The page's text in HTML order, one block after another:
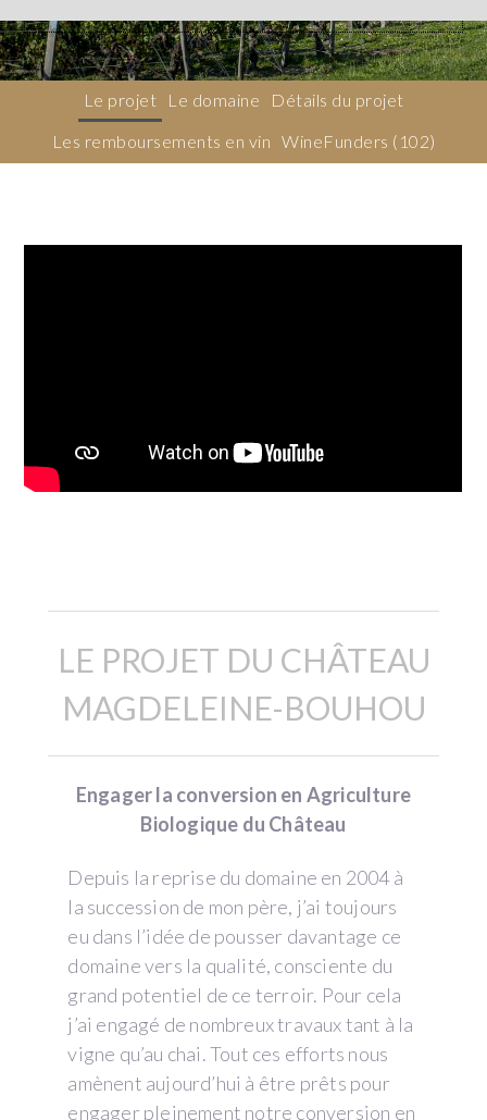
Le projet Le domaine
Détails du projet
Les remboursements en vin WineFunders (102)
LE PROJET DU CHÂTEAU
MAGDELEINE-BOUHOU
Engager la conversion en Agriculture
Biologique du Château
Depuis la reprise du domaine en 2004 à
la succession de mon père, j’ai toujours
eu dans l’idée de pousser davantage ce
domaine vers la qualité, consciente du
grand potentiel de ce terroir. Pour cela
j’ai engagé de nombreux travaux tant à la
vigne qu’au chai. Tout ces efforts nous
amènent aujourd’hui à être prêts pour
engager pleinement notre conversion en